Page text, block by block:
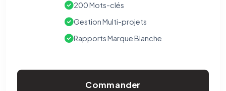
200 Mots-clés
Gestion Multi-projets
Rapports Marque Blanche
Commander